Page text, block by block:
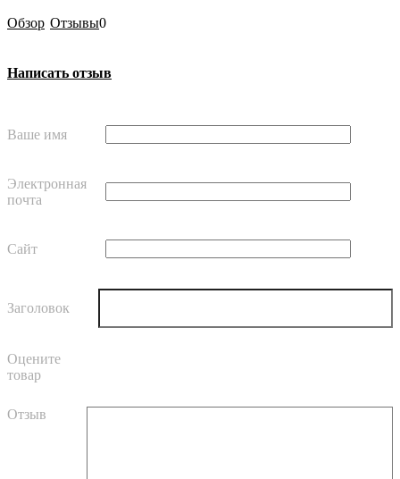
Обзор Отзывы0
Написать отзыв
Ваше имя
Электронная
почта
Сайт
Заголовок
Оцените
товар
Отзыв